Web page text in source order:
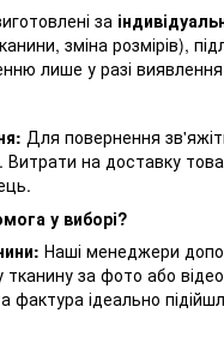
за
зміна розмірів),
лише у разі
Для повернення
на доставку
у виборі?
Наші менеджери
тканину за фото або
фактура ідеально